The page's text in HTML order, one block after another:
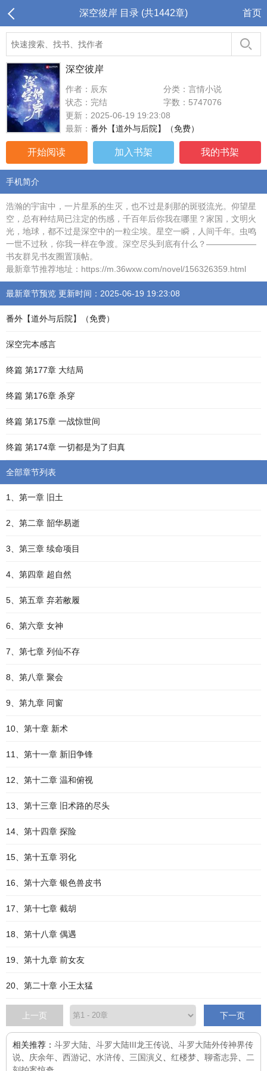
深空彼岸 目录 (共1442章) 首页
深空彼岸
作者：辰东
分类：言情小说
状态：完结
字数：5747076
更新：2025-06-19 19:23:08
最新： 番外【道外与后院】（免费）
开始阅读 加入书架 我的书架
手机简介
浩瀚的宇宙中，一片星系的生灭，也不过是刹那的斑驳流光。仰望星
空，总有种结局已注定的伤感，千百年后你我在哪里？家国，文明火
光，地球，都不过是深空中的一粒尘埃。星空一瞬，人间千年。虫鸣
一世不过秋，你我一样在争渡。深空尽头到底有什么？——————
书友群见书友圈置顶帖。
最新章节推荐地址：https://m.36wxw.com/novel/156326359.html
最新章节预览 更新时间：2025-06-19 19:23:08
番外【道外与后院】（免费）
深空完本感言
终篇 第177章 大结局
终篇 第176章 杀穿
终篇 第175章 一战惊世间
终篇 第174章 一切都是为了归真
全部章节列表
1、第一章 旧土
2、第二章 韶华易逝
3、第三章 续命项目
4、第四章 超自然
5、第五章 弃若敝履
6、第六章 女神
7、第七章 列仙不存
8、第八章 聚会
9、第九章 同窗
10、第十章 新术
11、第十一章 新旧争锋
12、第十二章 温和俯视
13、第十三章 旧术路的尽头
14、第十四章 探险
15、第十五章 羽化
16、第十六章 银色兽皮书
17、第十七章 截胡
18、第十八章 偶遇
19、第十九章 前女友
20、第二十章 小王太猛
上一页 下一页
相关推荐： 斗罗大陆 斗罗大陆III龙王传说
斗罗大陆外传神界传
说
庆余年 西游记 水浒传 三国演义 红楼梦 聊斋志异
二